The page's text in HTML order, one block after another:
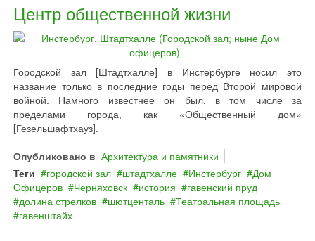
Центр общественной жизни
Городской зал [Штадтхалле] в Инстербурге носил это
название только в последние годы перед Второй мировой
войной. Намного известнее он был, в том числе за
пределами города, как «Общественный дом»
[Гезельшафтхауз].
Опубликовано в Архитектура и памятники
Теги
городской зал штадтхалле Инстербург
Дом
Офицеров
Черняховск история
гавенский пруд
долина стрелков
шютценталь
Театральная площадь
гавенштайх